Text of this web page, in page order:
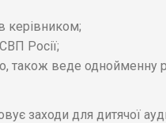
керівником;
Росії;
також веде однойменну
заходи для дитячої